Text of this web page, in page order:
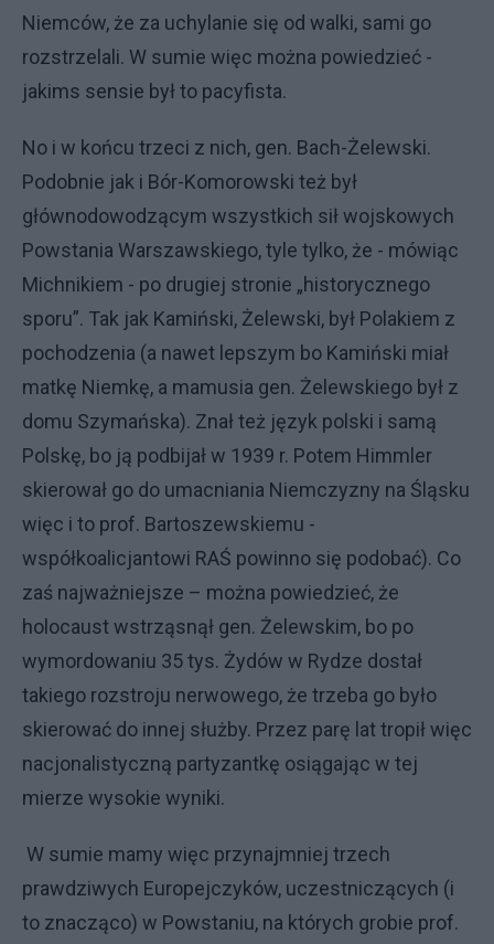
Niemców, że za uchylanie się od walki, sami go
rozstrzelali. W sumie więc można powiedzieć -
jakims sensie był to pacyfista.
No i w końcu trzeci z nich, gen. Bach-Żelewski.
Podobnie jak i Bór-Komorowski też był
głównodowodzącym wszystkich sił wojskowych
Powstania Warszawskiego, tyle tylko, że - mówiąc
Michnikiem - po drugiej stronie „historycznego
sporu”. Tak jak Kamiński, Żelewski, był Polakiem z
pochodzenia (a nawet lepszym bo Kamiński miał
matkę Niemkę, a mamusia gen. Żelewskiego był z
domu Szymańska). Znał też język polski i samą
Polskę, bo ją podbijał w 1939 r. Potem Himmler
skierował go do umacniania Niemczyzny na Śląsku
więc i to prof. Bartoszewskiemu -
współkoalicjantowi RAŚ powinno się podobać). Co
zaś najważniejsze – można powiedzieć, że
holocaust wstrząsnął gen. Żelewskim, bo po
wymordowaniu 35 tys. Żydów w Rydze dostał
takiego rozstroju nerwowego, że trzeba go było
skierować do innej służby. Przez parę lat tropił więc
nacjonalistyczną partyzantkę osiągając w tej
mierze wysokie wyniki.
W sumie mamy więc przynajmniej trzech
prawdziwych Europejczyków, uczestniczących (i
to znacząco) w Powstaniu, na których grobie prof.